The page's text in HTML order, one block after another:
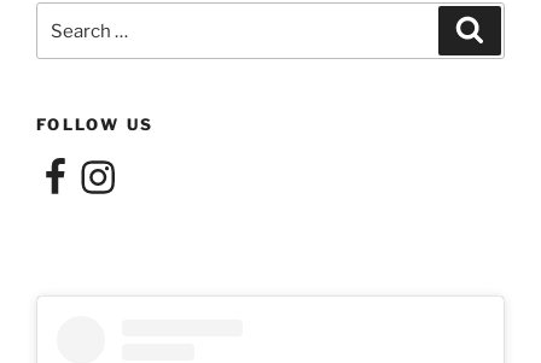
for:
FOLLOW US
FacebookInstagram